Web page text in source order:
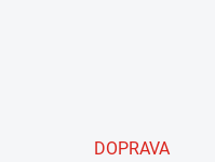
DOPRAVA